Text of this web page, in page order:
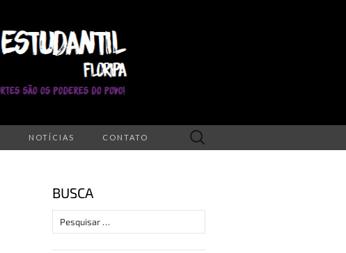
NOTÍCIAS CONTATO
Pesquisar
por:
BUSCA
Pesquisar
por: